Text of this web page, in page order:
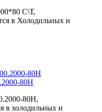
С\Т,
в Холодильных и
80Н
80Н,
в холодильных и